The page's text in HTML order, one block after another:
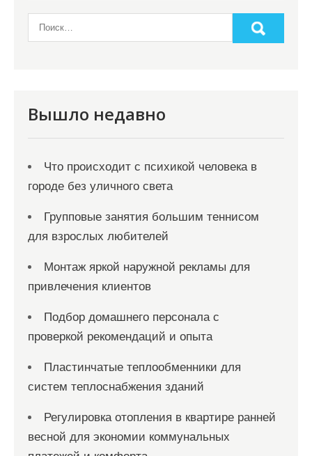
м
Вышло недавно
Что происходит с психикой человека в
городе без уличного света
Групповые занятия большим теннисом
для взрослых любителей
Монтаж яркой наружной рекламы для
привлечения клиентов
Подбор домашнего персонала с
проверкой рекомендаций и опыта
Пластинчатые теплообменники для
систем теплоснабжения зданий
Регулировка отопления в квартире ранней
весной для экономии коммунальных